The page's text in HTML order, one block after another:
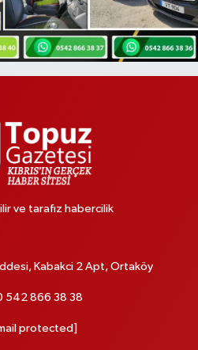
ve tarafız habercilik
Kabakci 2 Apt, Ortaköy
542 866 38 38
protected]